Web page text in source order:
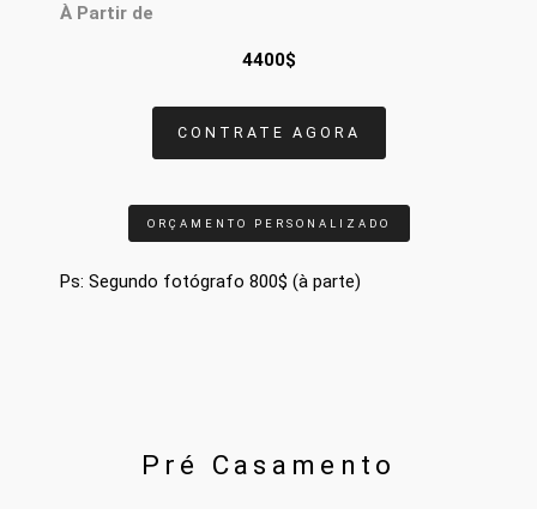
À Partir de
4400$
CONTRATE AGORA
ORÇAMENTO PERSONALIZADO
Ps: Segundo fotógrafo 800$ (à parte)
Pré Casamento